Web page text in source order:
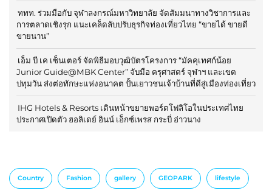
ททท. ร่วมมือกับ จุฬาลงกรณ์มหาวิทยาลัย จัดสัมมนาทางวิชาการและ
การตลาดเชิงรุก แนะเคล็ดลับปรับธุรกิจท่องเที่ยวไทย “ขายได้ ขายดี
ขายนาน”
เอ็ม บี เค เซ็นเตอร์ จัดพิธีมอบวุฒิบัตรโครงการ “มัคคุเทศก์น้อย
Junior Guide@MBK Center” จับมือ ครุศาสตร์ จุฬาฯ และเขต
ปทุมวัน ส่งต่อทักษะแห่งอนาคต ปั้นเยาวชนเจ้าบ้านที่ดีสู่เมืองท่องเที่ยว
IHG Hotels & Resorts เดินหน้าขยายพอร์ตโฟลิโอในประเทศไทย
ประกาศเปิดตัว ฮอลิเดย์ อินน์ เอ็กซ์เพรส กระบี่ อ่าวนาง
Country Fashion gallery GEOPARK lifestyle